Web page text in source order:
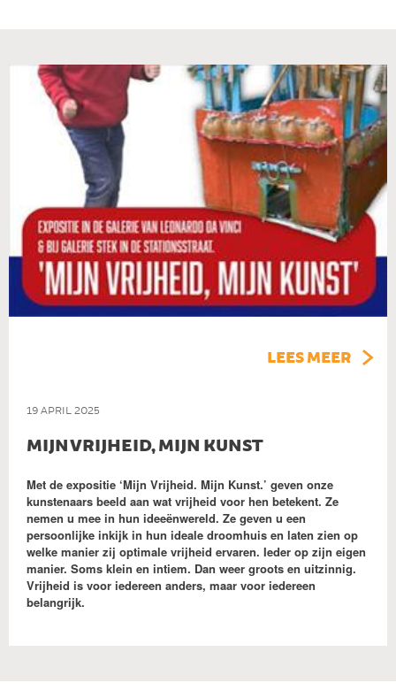
19 APRIL 2025
MIJN VRIJHEID, MIJN KUNST
Met de expositie ‘Mijn Vrijheid. Mijn Kunst.’ geven onze
kunstenaars beeld aan wat vrijheid voor hen betekent. Ze
nemen u mee in hun ideeënwereld. Ze geven u een
persoonlijke inkijk in hun ideale droomhuis en laten zien op
welke manier zij optimale vrijheid ervaren. Ieder op zijn eigen
manier. Soms klein en intiem. Dan weer groots en uitzinnig.
Vrijheid is voor iedereen anders, maar voor iedereen
belangrijk.
LEES MEER